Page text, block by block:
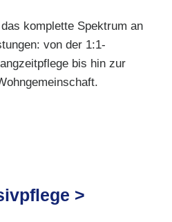
komplette Spektrum an
von der 1:1-
bis hin zur
>